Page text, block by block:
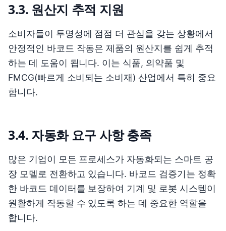
3.3. 원산지 추적 지원
소비자들이 투명성에 점점 더 관심을 갖는 상황에서
안정적인 바코드 작동은 제품의 원산지를 쉽게 추적
하는 데 도움이 됩니다. 이는 식품, 의약품 및
FMCG(빠르게 소비되는 소비재) 산업에서 특히 중요
합니다.
3.4. 자동화 요구 사항 충족
많은 기업이 모든 프로세스가 자동화되는 스마트 공
장 모델로 전환하고 있습니다. 바코드 검증기는 정확
한 바코드 데이터를 보장하여 기계 및 로봇 시스템이
원활하게 작동할 수 있도록 하는 데 중요한 역할을
합니다.